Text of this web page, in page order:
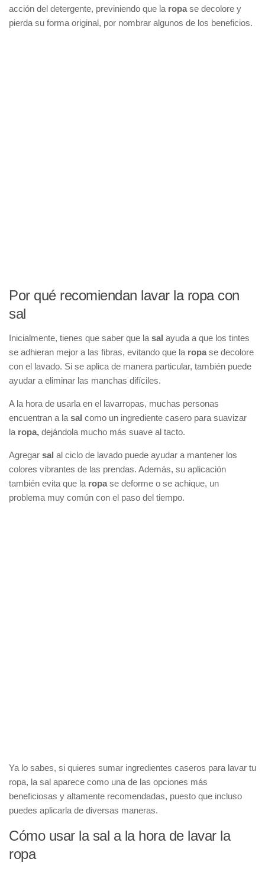
acción del detergente, previniendo que la ropa se decolore y
pierda su forma original, por nombrar algunos de los beneficios.
Por qué recomiendan lavar la ropa con
sal
Inicialmente, tienes que saber que la sal ayuda a que los tintes
se adhieran mejor a las fibras, evitando que la ropa se decolore
con el lavado. Si se aplica de manera particular, también puede
ayudar a eliminar las manchas difíciles.
A la hora de usarla en el lavarropas, muchas personas
encuentran a la sal como un ingrediente casero para suavizar
la ropa, dejándola mucho más suave al tacto.
Agregar sal al ciclo de lavado puede ayudar a mantener los
colores vibrantes de las prendas. Además, su aplicación
también evita que la ropa se deforme o se achique, un
problema muy común con el paso del tiempo.
Ya lo sabes, si quieres sumar ingredientes caseros para lavar tu
ropa, la sal aparece como una de las opciones más
beneficiosas y altamente recomendadas, puesto que incluso
puedes aplicarla de diversas maneras.
Cómo usar la sal a la hora de lavar la
ropa